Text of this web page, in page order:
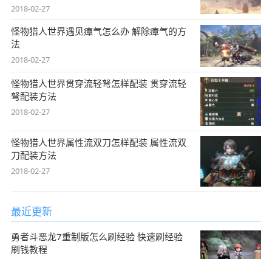
2018-02-27
怪物猎人世界遇见瘴气怎么办 解除瘴气的方
法
2018-02-27
怪物猎人世界贯穿流轻弩怎样配装 贯穿流轻
弩配装方法
2018-02-27
怪物猎人世界属性流双刀怎样配装 属性流双
刀配装方法
2018-02-27
最近更新
勇者斗恶龙7重制版怎么刷经验 快速刷经验
刷钱教程